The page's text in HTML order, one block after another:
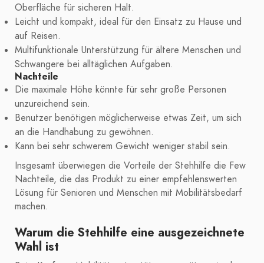
Oberfläche für sicheren Halt.
Leicht und kompakt, ideal für den Einsatz zu Hause und
auf Reisen.
Multifunktionale Unterstützung für ältere Menschen und
Schwangere bei alltäglichen Aufgaben.
Nachteile
Die maximale Höhe könnte für sehr große Personen
unzureichend sein.
Benutzer benötigen möglicherweise etwas Zeit, um sich
an die Handhabung zu gewöhnen.
Kann bei sehr schwerem Gewicht weniger stabil sein.
Insgesamt überwiegen die Vorteile der Stehhilfe die Few
Nachteile, die das Produkt zu einer empfehlenswerten
Lösung für Senioren und Menschen mit Mobilitätsbedarf
machen.
Warum die Stehhilfe eine ausgezeichnete
Wahl ist